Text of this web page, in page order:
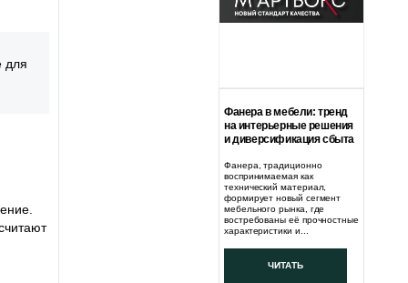
для
Фанера в мебели: тренд
на интерьерные решения
и диверсификация сбыта
Фанера, традиционно
воспринимаемая как
технический материал,
формирует новый сегмент
мебельного рынка, где
востребованы её прочностные
характеристики и...
ЧИТАТЬ